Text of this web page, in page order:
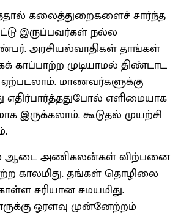
கலைத்துறைகளைச் சார்ந்த
இருப்பவர்கள் நல்ல
அரசியல்வாதிகள் தாங்கள்
காப்பாற்ற முடியாமல் திண்டாட
மாணவர்களுக்கு
எதிர்பார்த்ததுபோல் எளிமையாக
இருக்கலாம். கூடுதல் முயற்சி
ஆடை அணிகலன்கள் விற்பனை
காலமிது. தங்கள் தொழிலை
சரியான சமயமிது.
ஓரளவு முன்னேற்றம்